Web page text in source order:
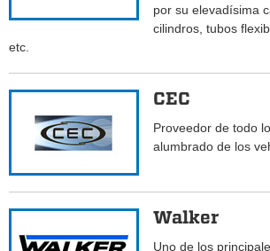
por su elevadísima
cilindros, tubos
etc.
CEC
Proveedor de todo
alumbrado de los
Walker
Uno de los